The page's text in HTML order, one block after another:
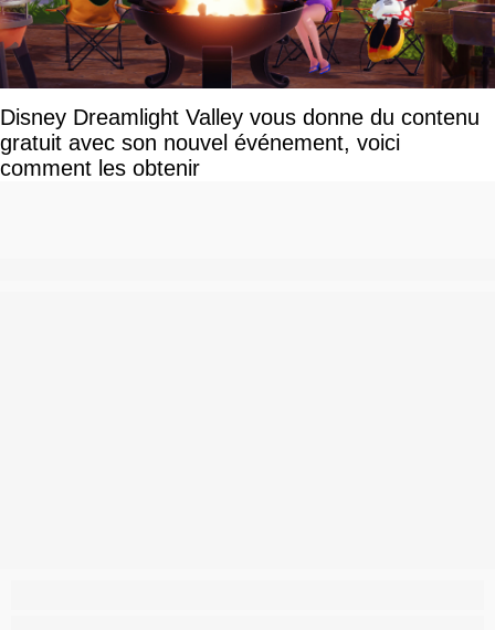
Disney Dreamlight Valley vous donne du contenu
gratuit avec son nouvel événement, voici
comment les obtenir